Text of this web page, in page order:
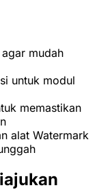
mudah
untuk modul
memastikan
alat Watermark